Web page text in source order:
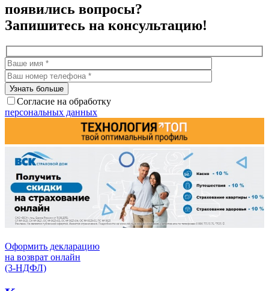
появились вопросы?
Запишитесь на консультацию!
Согласие на обработку
персональных данных
Оформить декларацию
на возврат онлайн
(3-НДФЛ)